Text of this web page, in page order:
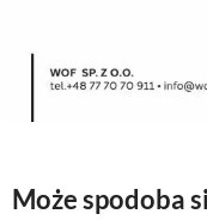
Może spodoba